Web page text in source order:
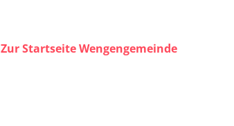
Zur Startseite Wengengemeinde